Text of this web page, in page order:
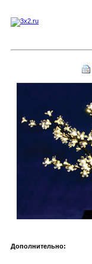
Дополнительно: